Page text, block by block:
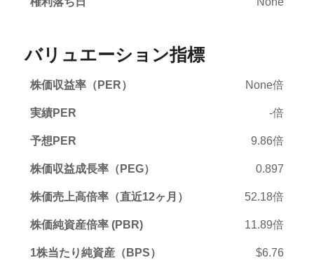
バリュエーション指標
株価収益率（PER） None倍
実績PER -倍
予想PER 9.86倍
株価収益成長率（PEG） 0.897
株価売上高倍率（直近12ヶ月） 52.18倍
株価純資産倍率 (PBR) 11.89倍
1株当たり純資産（BPS） $6.76